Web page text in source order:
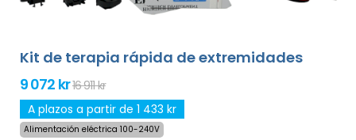
Kit de terapia rápida de extremidades
9 072 kr16 911 kr
A plazos a partir de 1 433 kr
Alimentación eléctrica 100-240V